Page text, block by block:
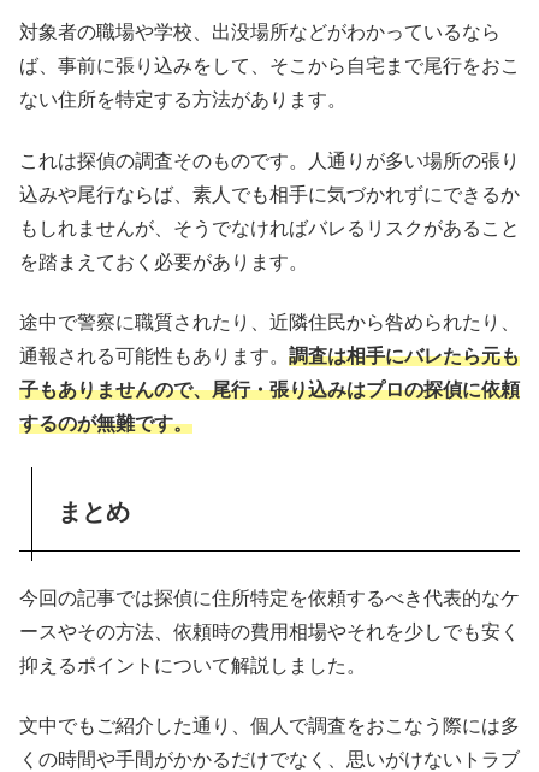
対象者の職場や学校、出没場所などがわかっているなら
ば、事前に張り込みをして、そこから自宅まで尾行をおこ
ない住所を特定する方法があります。
これは探偵の調査そのものです。人通りが多い場所の張り
込みや尾行ならば、素人でも相手に気づかれずにできるか
もしれませんが、そうでなければバレるリスクがあること
を踏まえておく必要があります。
途中で警察に職質されたり、近隣住民から咎められたり、
通報される可能性もあります。 調査は相手にバレたら元も
子もありませんので、尾行・張り込みはプロの探偵に依頼
するのが無難です。
まとめ
今回の記事では探偵に住所特定を依頼するべき代表的なケ
ースやその方法、依頼時の費用相場やそれを少しでも安く
抑えるポイントについて解説しました。
文中でもご紹介した通り、個人で調査をおこなう際には多
くの時間や手間がかかるだけでなく、思いがけないトラブ